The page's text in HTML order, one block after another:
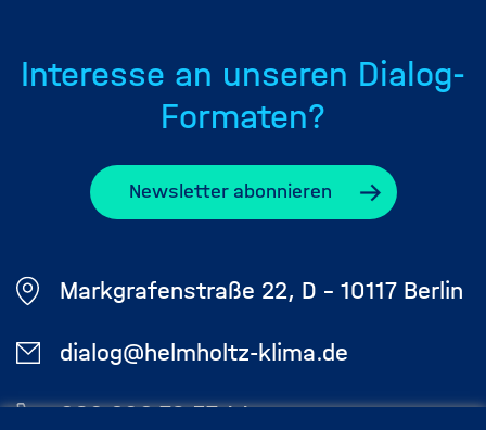
Interesse an unseren Dialog-
Formaten?
Newsletter abonnieren
Markgrafenstraße 22, D - 10117 Berlin
dialog@helmholtz-klima.de
030 206 79 57 44